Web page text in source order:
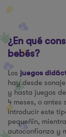
¿En qué
bebés?
Los juegos
hay desde
y hasta juegos
4 meses, o
introducir este
pequeñín,
autoconfianza y